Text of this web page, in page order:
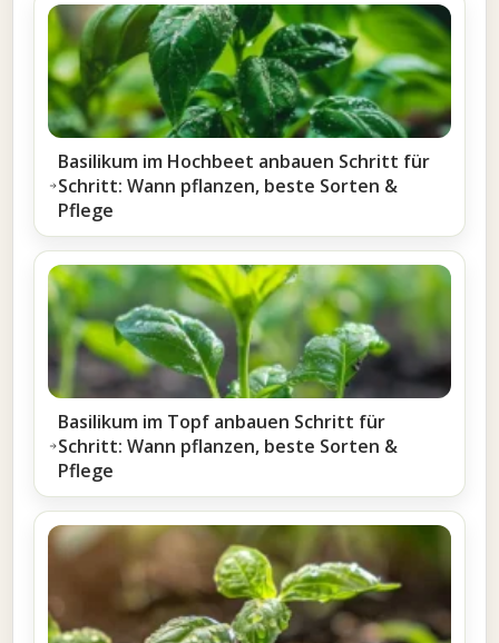
Basilikum im Hochbeet anbauen Schritt für
Schritt: Wann pflanzen, beste Sorten &
Pflege
Basilikum im Topf anbauen Schritt für
Schritt: Wann pflanzen, beste Sorten &
Pflege